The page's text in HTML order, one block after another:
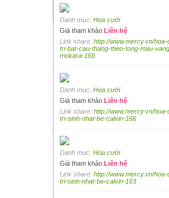
binh-hoa-trang-tri-trong-nha-tiec-175
Danh mục: Hoa cưới
Giá tham khảo
Liên hệ
Link share:http://www.mercy.vn/hoa-
Danh mục: Hoa cưới
Giá tham khảo Liên hệ
Link share: http://www.mercy.vn/
tri-bat-cau-thang-theo-tong-mau-
mokara-169
Danh mục: Hoa cưới
Giá tham khảo Liên hệ
Link share: http://www.mercy.vn/
tri-sinh-nhat-be-calvin-166
Danh mục: Hoa cưới
Giá tham khảo Liên hệ
Link share: http://www.mercy.vn/
tri-sinh-nhat-be-calvin-163